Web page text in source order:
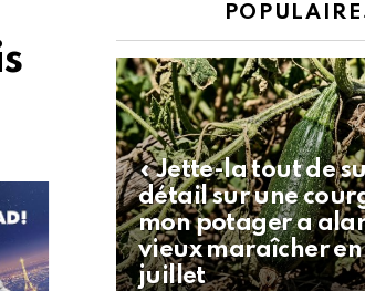
« Jette-la tout de
détail sur une
mon potager a
vieux maraîcher
juillet